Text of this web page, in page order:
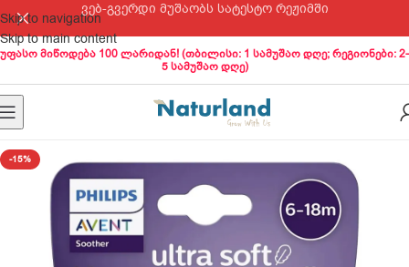
Skip to navigation
Skip to main content
ვებ-გვერდი მუშაობს სატესტო რეჟიმში
უფასო მიწოდება 100 ლარიდან! (თბილისი: 1 სამუშაო დღე; რეგიონები: 2-
5 სამუშაო დღე)
-15%